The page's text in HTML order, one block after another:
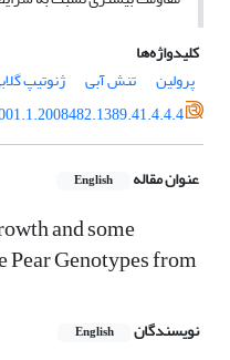
کلیدواژه‌ها
پرولین
تنش آبی ژنوتیپ
عنوان مقاله English
and some
Genotypes from
نویسندگان English